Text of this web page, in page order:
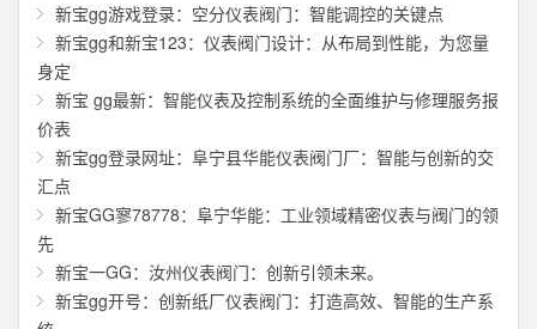
新宝gg游戏登录：空分仪表阀门：智能调控的关键点
新宝gg和新宝123：仪表阀门设计：从布局到性能，为您量
身定
新宝 gg最新：智能仪表及控制系统的全面维护与修理服务报
价表
新宝gg登录网址：阜宁县华能仪表阀门厂：智能与创新的交
汇点
新宝GG寥78778：阜宁华能：工业领域精密仪表与阀门的领
先
新宝一GG：汝州仪表阀门：创新引领未来。
新宝gg开号：创新纸厂仪表阀门：打造高效、智能的生产系